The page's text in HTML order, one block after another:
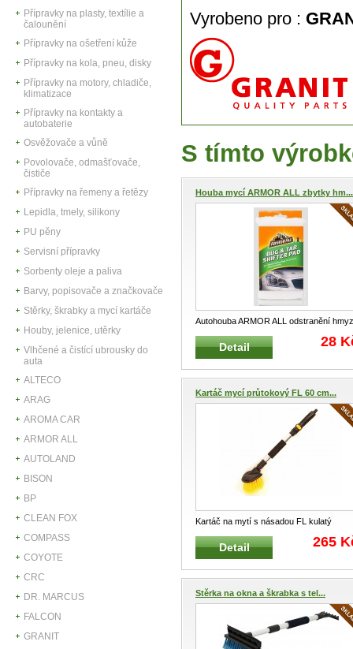
Přípravky na plasty, textílie a
čalounění
Přípravky na ošetření kůže
Přípravky na kola, pneu, disky
Přípravky na motory, chladiče,
klimatizace
Přípravky na kontakty a
autobaterie
Osvěžovače a vůně
Povolovače, odmašťovače,
čističe
Přípravky na řemeny a řetězy
Lepidla, tmely, silikony
PU pěny
Servisní přípravky
Sorbenty oleje a paliva
Barvy, popisovače a značkovače
Stěrky, škrabky a mycí kartáče
Houby, jelenice, utěrky
Vlhčené a čistící ubrousky do
auta
ALTECO
ARAG
AROMA CAR
ARMOR ALL
AUTOLAND
BISON
BP
CLEAN FOX
COMPASS
COYOTE
CRC
DR. MARCUS
FALCON
GRANIT
Vyrobeno pro :
S tímto
Houba mycí ARMOR ALL zbytky hm...
Autohouba ARMOR ALL odstranění
a asfaltu Speciální houba na ods
...
Detail 28
Kartáč mycí průtokový FL 60 cm...
Kartáč na mytí s násadou FL kulatý
průtokový Speciální kartáč na myt...
Detail 265
Stěrka na okna a škrabka s tel...